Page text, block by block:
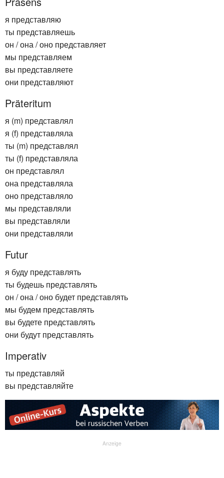
я представляю
ты представляешь
он / она / оно представляет
мы представляем
вы представляете
они представляют
Präteritum
я (m) представлял
я (f) представляла
ты (m) представлял
ты (f) представляла
он представлял
она представляла
оно представляло
мы представляли
вы представляли
они представляли
Futur
я буду представлять
ты будешь представлять
он / она / оно будет представлять
мы будем представлять
вы будете представлять
они будут представлять
Imperativ
ты представляй
вы представляйте
Anzeige